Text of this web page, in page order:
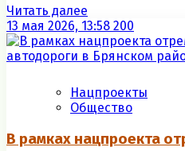
Читать далее
13 мая 2026, 13:58 200
Нацпроекты
Общество
В рамках нацпроекта